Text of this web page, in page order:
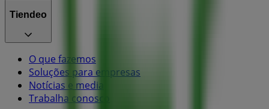
Tiendeo
O que fazemos
Soluções para empresas
Notícias e media
Trabalha conosco